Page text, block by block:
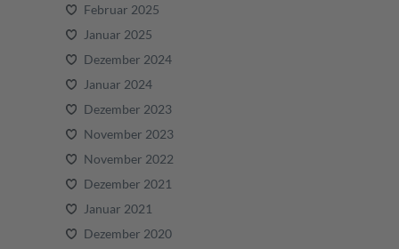
Februar 2025
Januar 2025
Dezember 2024
Januar 2024
Dezember 2023
November 2023
November 2022
Dezember 2021
Januar 2021
Dezember 2020